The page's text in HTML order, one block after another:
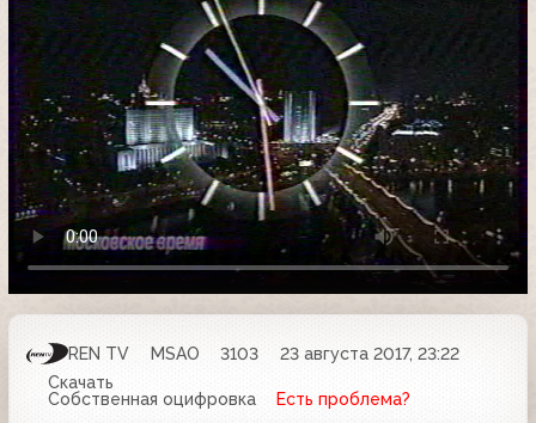
REN TV MSAO 3103
23 августа 2017, 23:22
Скачать
Собственная оцифровка
Есть проблема?